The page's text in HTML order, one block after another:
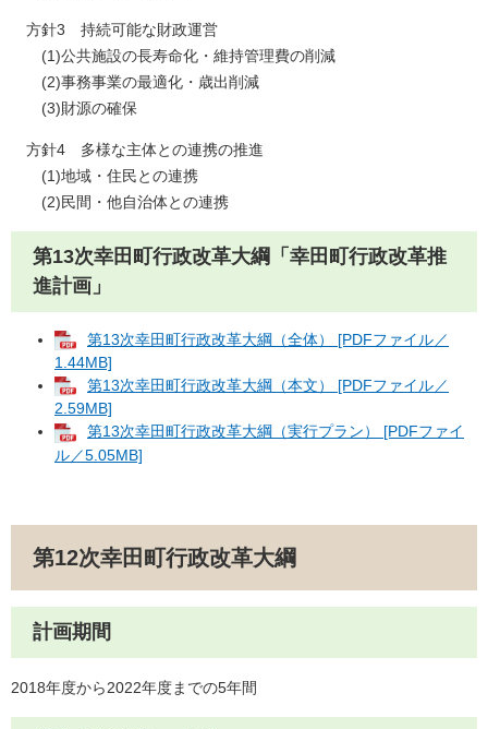
方針3 持続可能な財政運営
(1)公共施設の長寿命化・維持管理費の削減
(2)事務事業の最適化・歳出削減
(3)財源の確保
方針4 多様な主体との連携の推進
(1)地域・住民との連携
(2)民間・他自治体との連携
第13次幸田町行政改革大綱「幸田町行政改革推
進計画」
第13次幸田町行政改革大綱（全体） [PDFファイル／
1.44MB]
第13次幸田町行政改革大綱（本文） [PDFファイル／
2.59MB]
第13次幸田町行政改革大綱（実行プラン） [PDFファイ
ル／5.05MB]
第12次幸田町行政改革大綱
計画期間
2018年度から2022年度までの5年間